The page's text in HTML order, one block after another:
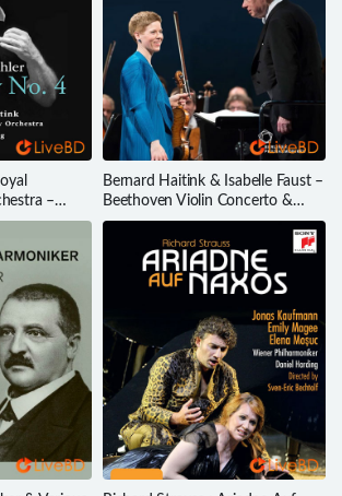
–
4 (2015)
Bernard Haitink & Isabelle Faust –
Beethoven Violin Concerto &
Symphony No. 6 Pastoral (2016)
BD蓝光原盘 20.6G